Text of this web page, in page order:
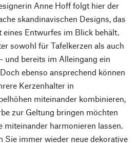
Anne Hoff folgt hier der
skandinavischen Designs, das
Entwurfes im Blick behält.
sowohl für Tafelkerzen als auch
und bereits im Alleingang ein
ebenso ansprechend können
Kerzenhalter in
miteinander kombinieren,
zur Geltung bringen möchten
miteinander harmonieren lassen.
Sie immer wieder neue dekorative